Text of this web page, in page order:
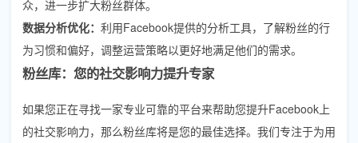
众，进一步扩大粉丝群体。
数据分析优化： 利用Facebook提供的分析工具，了解粉丝的行
为习惯和偏好，调整运营策略以更好地满足他们的需求。
粉丝库：您的社交影响力提升专家
如果您正在寻找一家专业可靠的平台来帮助您提升Facebook上
的社交影响力，那么粉丝库将是您的最佳选择。我们专注于为用